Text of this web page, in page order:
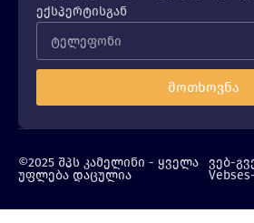
ექსპერტისგან
მოთხოვნა
©2025 შპს კამელინი - ყველა
უფლება დაცულია
ვებ-